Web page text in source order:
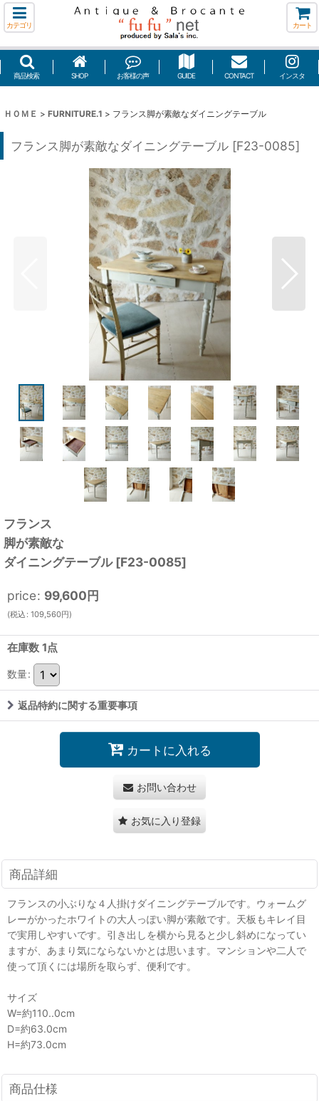
カテゴリ カート
商品検索 SHOP お客様の声 GUIDE CONTACT インスタ
ＨＯＭＥ > FURNITURE.1 > フランス脚が素敵なダイニングテーブル
フランス脚が素敵なダイニングテーブル [F23-0085]
フランス
脚が素敵な
ダイニングテーブル [F23-0085]
price: 99,600円
(税込 : 109,560円)
在庫数 1点
数量:
返品特約に関する重要事項
カートに入れる
お問い合わせ
お気に入り登録
商品詳細
フランスの小ぶりな４人掛けダイニングテーブルです。ウォームグ
レーがかったホワイトの大人っぽい脚が素敵です。天板もキレイ目
で実用しやすいです。引き出しを横から見ると少し斜めになってい
ますが、あまり気にならないかとは思います。マンションや二人で
使って頂くには場所を取らず、便利です。
サイズ
W=約110..0cm
D=約63.0cm
H=約73.0cm
商品仕様